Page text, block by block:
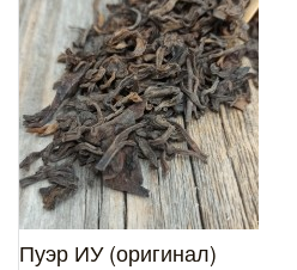
Пуэр ИУ (оригинал)